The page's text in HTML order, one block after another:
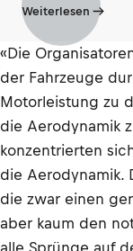
Weiterlesen
«Die
der Fahrzeuge
Motorleistung zu
die Aerodynamik
konzentrierten
die Aerodynamik.
die zwar einen
aber kaum den
alle Sprünge auf